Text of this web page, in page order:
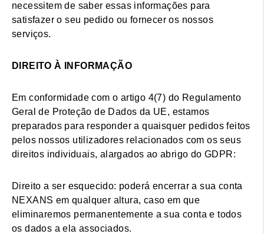
necessitem de saber essas informações para
satisfazer o seu pedido ou fornecer os nossos
serviços.
DIREITO À INFORMAÇÃO
Em conformidade com o artigo 4(7) do Regulamento
Geral de Proteção de Dados da UE, estamos
preparados para responder a quaisquer pedidos feitos
pelos nossos utilizadores relacionados com os seus
direitos individuais, alargados ao abrigo do GDPR:
Direito a ser esquecido: poderá encerrar a sua conta
NEXANS em qualquer altura, caso em que
eliminaremos permanentemente a sua conta e todos
os dados a ela associados.